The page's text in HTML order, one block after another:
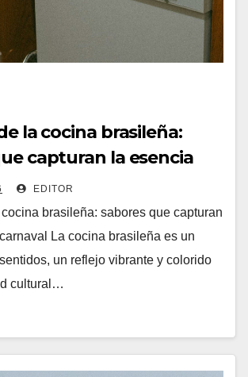
la cocina brasileña:
capturan la esencia
(secretos
EDITOR
brasileña: sabores que capturan
La cocina brasileña es un
un reflejo vibrante y colorido
cultural…